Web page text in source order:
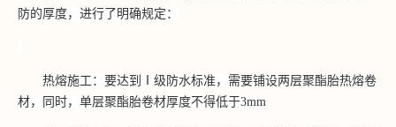
防的厚度，进行了明确规定：
热熔施工：要达到
Ⅰ级防水标准，需要铺设两层聚酯胎热熔卷
材，同时，单层聚酯胎卷材厚度不得低于3mm